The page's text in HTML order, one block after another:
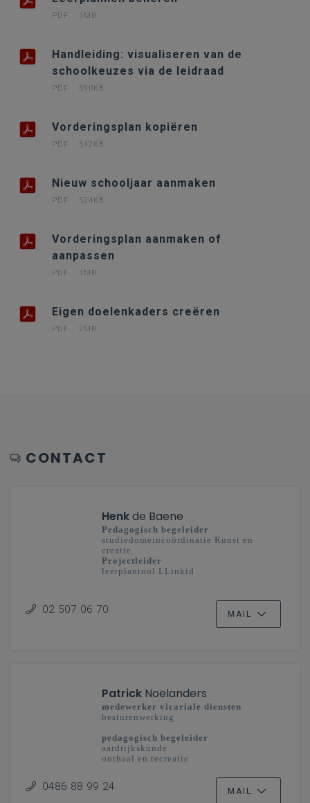
PDF 1MB
Handleiding: visualiseren van de
schoolkeuzes via de leidraad
PDF 690KB
Vorderingsplan kopiëren
PDF 542KB
Nieuw schooljaar aanmaken
PDF 524KB
Vorderingsplan aanmaken of
aanpassen
PDF 1MB
Eigen doelenkaders creëren
PDF 2MB
CONTACT
Henkde Baene
Pedagogisch begeleider
studiedomeincoördinatie Kunst en
creatie
Projectleider
leerplantool LLinkid
Ontwikkeling klas en school
02 507 06 70 MAIL
Patrick Noelanders
medewerker vicariale diensten
besturenwerking
pedagogisch begeleider
aardrijkskunde
onthaal en recreatie
secundair onderwijs
0486 88 99 24 MAIL